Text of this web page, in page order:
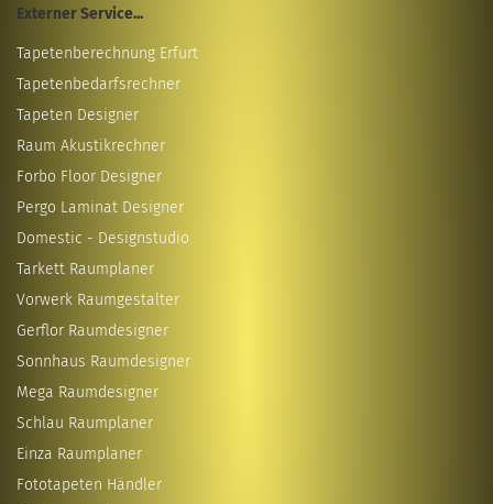
Externer Service...
Tapetenberechnung Erfurt
Tapetenbedarfsrechner
Tapeten Designer
Raum Akustikrechner
Forbo Floor Designer
Pergo Laminat Designer
Domestic - Designstudio
Tarkett Raumplaner
Vorwerk Raumgestalter
Gerflor Raumdesigner
Sonnhaus Raumdesigner
Mega Raumdesigner
Schlau Raumplaner
Einza Raumplaner
Fototapeten Händler